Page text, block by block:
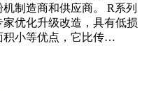
制造商和供应商。 R系列
优化升级改造，具有低损
积小等优点，它比传…